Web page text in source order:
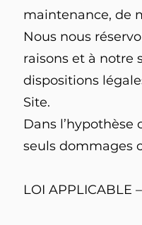
maintenance, de
Nous nous
raisons et à notre
dispositions
Site.
Dans
seuls dommages
LOI APPLICABLE